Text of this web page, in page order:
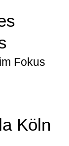
Fokus
Köln